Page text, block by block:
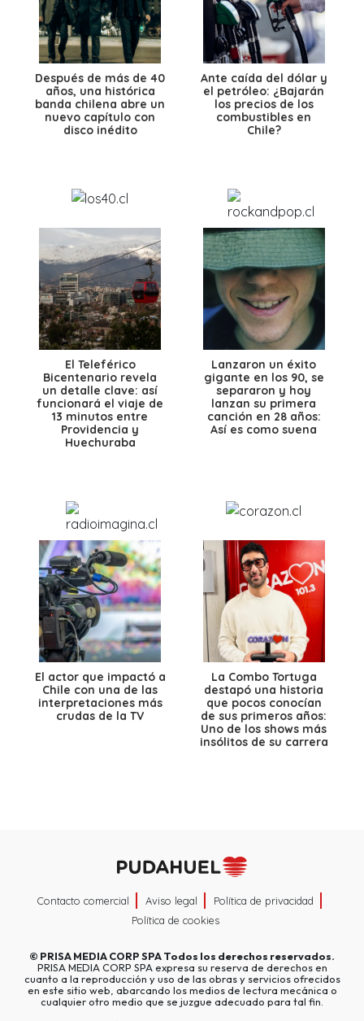
Después de más de 40
años, una histórica
banda chilena abre un
nuevo capítulo con
disco inédito
Ante caída del dólar y
el petróleo: ¿Bajarán
los precios de los
combustibles en
Chile?
El Teleférico
Bicentenario revela
un detalle clave: así
funcionará el viaje de
13 minutos entre
Providencia y
Huechuraba
Lanzaron un éxito
gigante en los 90, se
separaron y hoy
lanzan su primera
canción en 28 años:
Así es como suena
El actor que impactó a
Chile con una de las
interpretaciones más
crudas de la TV
La Combo Tortuga
destapó una historia
que pocos conocían
de sus primeros años:
Uno de los shows más
insólitos de su carrera
Contacto comercial Aviso legal
Política de privacidad
Política de cookies
© PRISA MEDIA CORP SPATodos los derechos reservados.
PRISA MEDIA CORP SPA expresa su reserva de derechos en
cuanto a la reproducción y uso de las obras y servicios ofrecidos
en este sitio web, abarcando los medios de lectura mecánica o
cualquier otro medio que se juzgue adecuado para tal fin.